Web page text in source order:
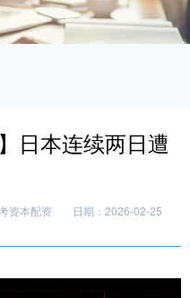
日本连续两日遭
资本配资
日期：2026-02-25